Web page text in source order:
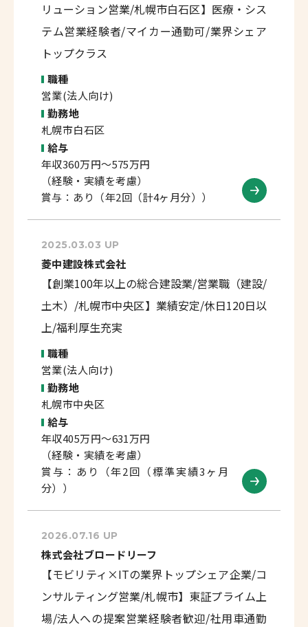
リューション営業/札幌市白石区】医療・シス
テム営業経験者/マイカー通勤可/業界シェア
トップクラス
職種
営業(法人向け)
勤務地
札幌市白石区
給与
年収360万円～575万円
（経験・実績を考慮）
賞与：あり（年2回（計4ヶ月分））
2025.03.03 UP
菱中建設株式会社
【創業100年以上の総合建設業/営業職（建設/
土木）/札幌市中央区】業績安定/休日120日以
上/福利厚生充実
職種
営業(法人向け)
勤務地
札幌市中央区
給与
年収405万円～631万円
（経験・実績を考慮）
賞与：あり（年2回（標準実績3ヶ月
分））
2026.07.16 UP
株式会社ブロードリーフ
【モビリティ×ITの業界トップシェア企業/コ
ンサルティング営業/札幌市】東証プライム上
場/法人への提案営業経験者歓迎/社用車通勤